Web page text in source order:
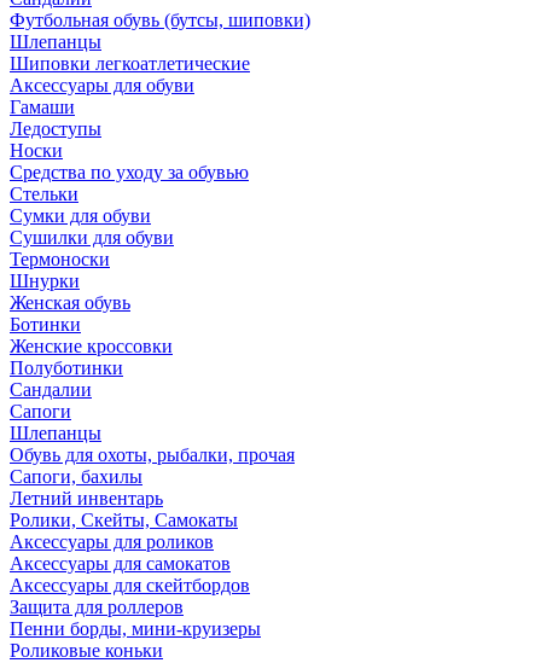
Футбольная обувь (бутсы, шиповки)
Шлепанцы
Шиповки легкоатлетические
Аксессуары для обуви
Гамаши
Ледоступы
Носки
Средства по уходу за обувью
Стельки
Сумки для обуви
Сушилки для обуви
Термоноски
Шнурки
Женская обувь
Ботинки
Женские кроссовки
Полуботинки
Сандалии
Сапоги
Шлепанцы
Обувь для охоты, рыбалки, прочая
Сапоги, бахилы
Летний инвентарь
Ролики, Скейты, Самокаты
Аксессуары для роликов
Аксессуары для самокатов
Аксессуары для скейтбордов
Защита для роллеров
Пенни борды, мини-круизеры
Роликовые коньки